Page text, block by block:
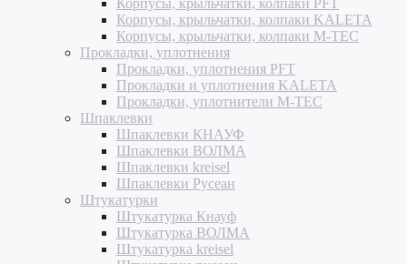
Корпусы, крыльчатки, колпаки KALETA
Корпусы, крыльчатки, колпаки M-TEC
Прокладки, уплотнения
Прокладки, уплотнения PFT
Прокладки и уплотнения KALETA
Прокладки, уплотнители M-TEC
Шпаклевки
Шпаклевки КНАУФ
Шпаклевки ВОЛМА
Шпаклевки kreisel
Шпаклевки Русеан
Штукатурки
Штукатурка Кнауф
Штукатурка ВОЛМА
Штукатурка kreisel